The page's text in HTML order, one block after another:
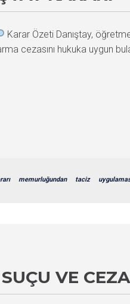
Karar Özeti Danıştay,
cezasını hukuka uygun
memurluğundan taciz
VE